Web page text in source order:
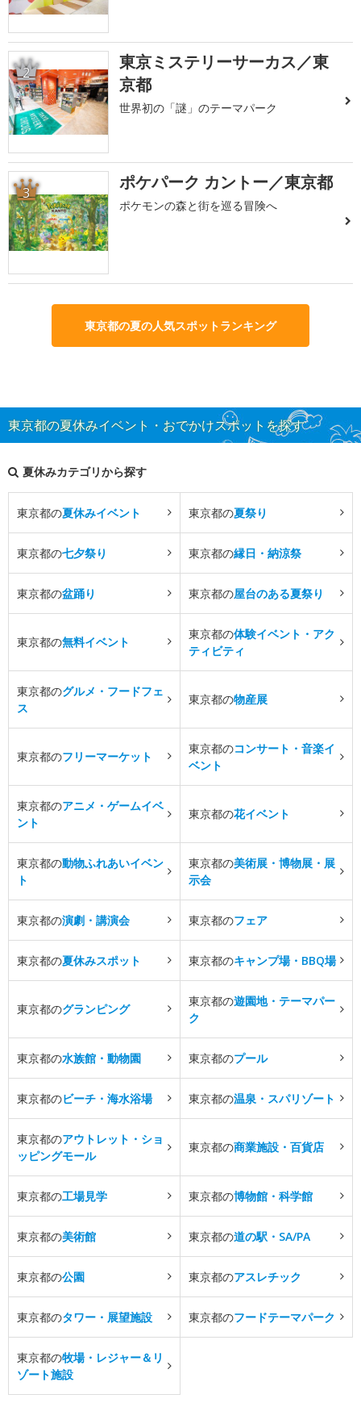
2
東京ミステリーサーカス／東
京都
世界初の「謎」のテーマパーク
3 ポケパーク カントー／東京都
ポケモンの森と街を巡る冒険へ
東京都の夏の人気スポットランキング
東京都の夏休みイベント・おでかけスポットを探す
夏休みカテゴリから探す
東京都の夏休みイベント 東京都の夏祭り
東京都の七夕祭り 東京都の縁日・納涼祭
東京都の盆踊り 東京都の屋台のある夏祭り
東京都の無料イベント
東京都の体験イベント・アク
ティビティ
東京都のグルメ・フードフェ
ス
東京都の物産展
東京都のフリーマーケット
東京都のコンサート・音楽イ
ベント
東京都のアニメ・ゲームイベ
ント
東京都の花イベント
東京都の動物ふれあいイベン
ト
東京都の美術展・博物展・展
示会
東京都の演劇・講演会 東京都のフェア
東京都の夏休みスポット 東京都のキャンプ場・BBQ場
東京都のグランピング
東京都の遊園地・テーマパー
ク
東京都の水族館・動物園 東京都のプール
東京都のビーチ・海水浴場 東京都の温泉・スパリゾート
東京都のアウトレット・ショ
ッピングモール
東京都の商業施設・百貨店
東京都の工場見学 東京都の博物館・科学館
東京都の美術館 東京都の道の駅・SA/PA
東京都の公園 東京都のアスレチック
東京都のタワー・展望施設 東京都のフードテーマパーク
東京都の牧場・レジャー＆リ
ゾート施設